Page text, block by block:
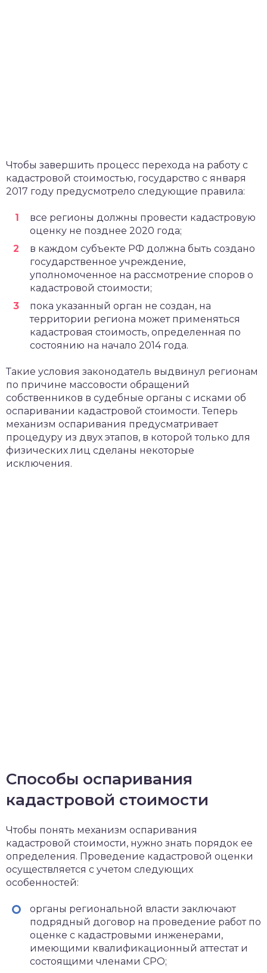
Чтобы завершить процесс перехода на работу с
кадастровой стоимостью, государство с января
2017 году предусмотрело следующие правила:
все регионы должны провести кадастровую
оценку не позднее 2020 года;
в каждом субъекте РФ должна быть создано
государственное учреждение,
уполномоченное на рассмотрение споров о
кадастровой стоимости;
пока указанный орган не создан, на
территории региона может применяться
кадастровая стоимость, определенная по
состоянию на начало 2014 года.
Такие условия законодатель выдвинул регионам
по причине массовости обращений
собственников в судебные органы с исками об
оспаривании кадастровой стоимости. Теперь
механизм оспаривания предусматривает
процедуру из двух этапов, в которой только для
физических лиц сделаны некоторые
исключения.
Способы оспаривания
кадастровой стоимости
Чтобы понять механизм оспаривания
кадастровой стоимости, нужно знать порядок ее
определения. Проведение кадастровой оценки
осуществляется с учетом следующих
особенностей:
органы региональной власти заключают
подрядный договор на проведение работ по
оценке с кадастровыми инженерами,
имеющими квалификационный аттестат и
состоящими членами СРО;